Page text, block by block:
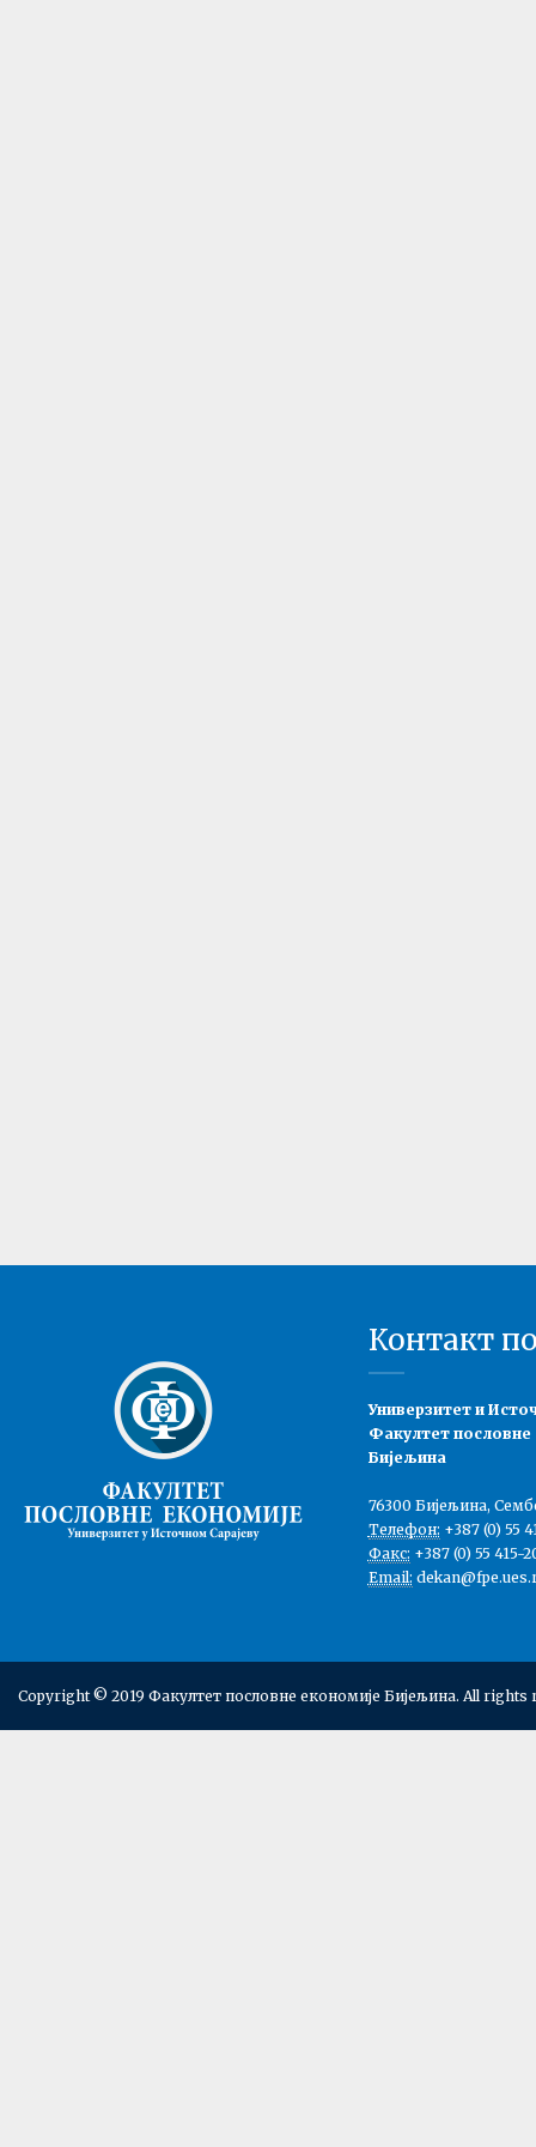
Контакт
Универзитет и
Факултет пословне
Бијељина
76300 Бијељина,
Телефон: +387 (0) 55
Факс: +387 (0) 55 415-
Email:
Copyright © 2019 Факултет пословне економије Бијељина. All rights